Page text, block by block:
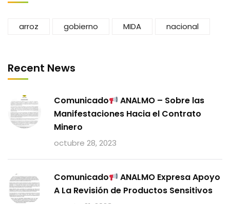
arroz gobierno MIDA nacional
Recent News
Comunicado
ANALMO – Sobre las
Manifestaciones Hacia el Contrato
Minero
octubre 28, 2023
Comunicado
ANALMO Expresa Apoyo
A La Revisión de Productos Sensitivos